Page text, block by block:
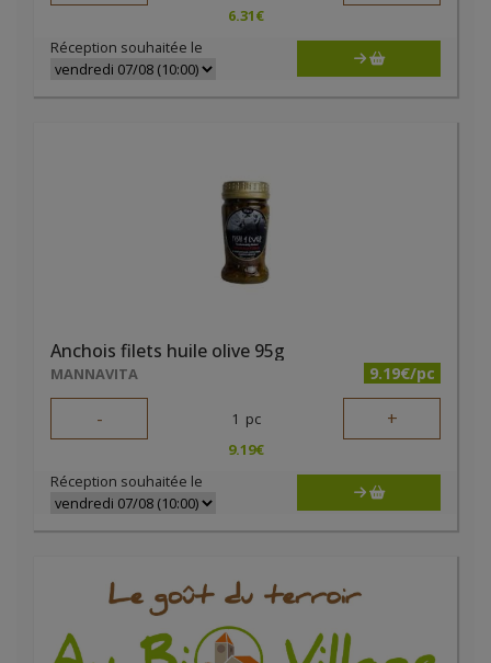
6.31€
Réception souhaitée le
Anchois filets huile olive 95g
MANNAVITA 9.19€/pc
- 1 pc +
9.19€
Réception souhaitée le